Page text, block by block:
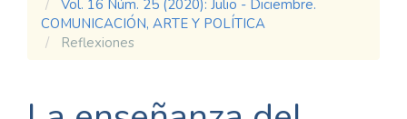
Vol. 16 Núm. 25 (2020): Julio - Diciembre.
COMUNICACIÓN, ARTE Y POLÍTICA
Reflexiones